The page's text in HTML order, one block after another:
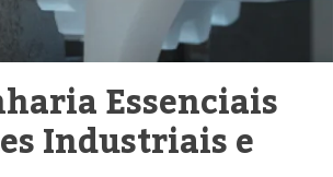
Essenciais
Industriais e